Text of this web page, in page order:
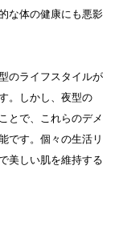
な体の健康にも悪影
のライフスタイルが
。しかし、夜型の
とで、これらのデメ
です。個々の生活リ
美しい肌を維持する